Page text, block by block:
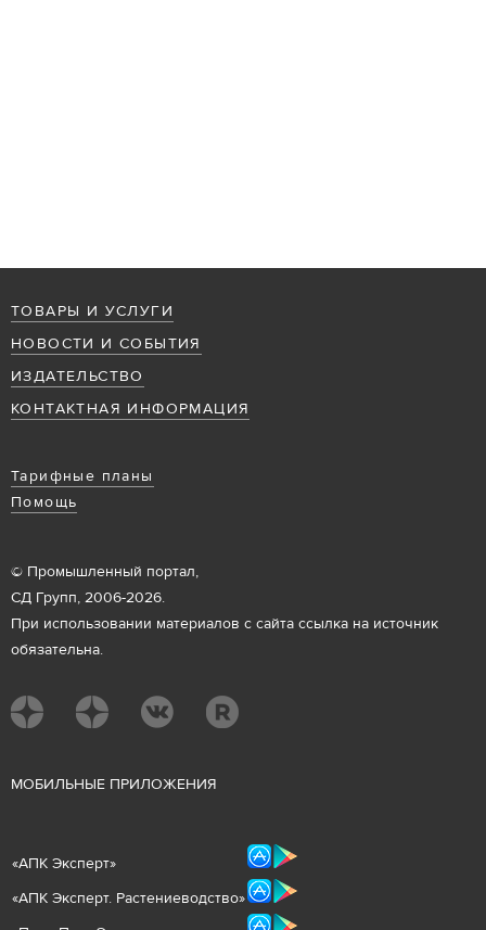
ТОВАРЫ И УСЛУГИ
НОВОСТИ И СОБЫТИЯ
ИЗДАТЕЛЬСТВО
КОНТАКТНАЯ ИНФОРМАЦИЯ
Тарифные планы
Помощь
© Промышленный портал,
СД Групп, 2006-2026.
При использовании материалов с сайта ссылка на источник
обязательна.
МОБИЛЬНЫЕ ПРИЛОЖЕНИЯ
«АПК Эксперт»
«АПК Эксперт. Растениеводство»